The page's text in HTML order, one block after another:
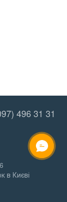
496 31 31
в Києві
ОНЛАЙН ЧАТ